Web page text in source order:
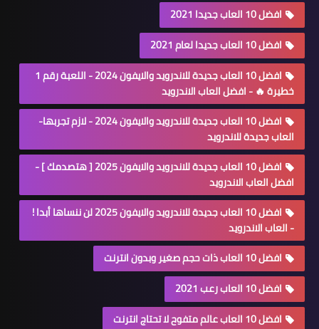
افضل 10 العاب جديدا 2021
افضل 10 العاب جديدا لعام 2021
افضل 10 العاب جديدة للاندرويد والايفون 2024 - اللعبة رقم 1
خطيرة 🔥 - افضل العاب الاندرويد
افضل 10 العاب جديدة للاندرويد والايفون 2024 - لازم تجربها-
العاب جديدة للاندرويد
افضل 10 العاب جديدة للاندرويد والايفون 2025 [ هتصدمك ] -
افضل العاب الاندرويد
افضل 10 العاب جديدة للاندرويد والايفون 2025 لن ننساها أبدا !
- العاب الاندرويد
افضل 10 العاب ذات حجم صغير وبدون انترنت
افضل 10 العاب رعب 2021
افضل 10 العاب عالم متفوح لا تحتاج انترنت